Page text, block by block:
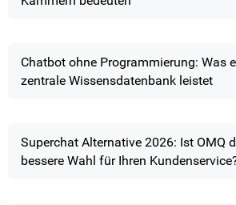
Chatbot ohne Programmierung: Was
zentrale Wissensdatenbank leistet
Superchat Alternative 2026: Ist OMQ
bessere Wahl für Ihren